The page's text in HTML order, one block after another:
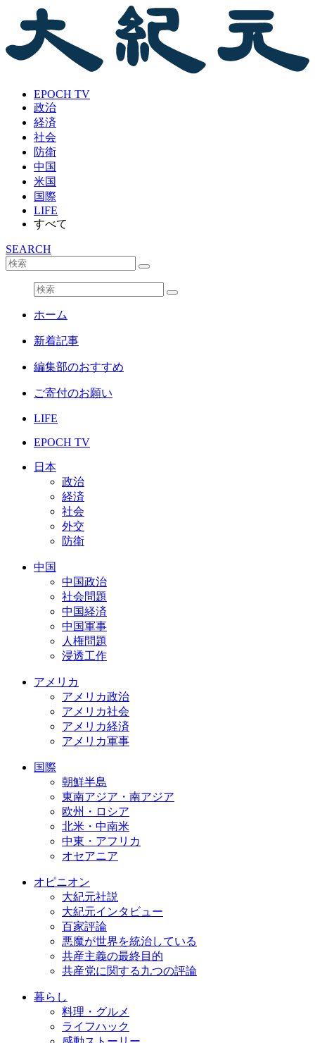
EPOCH TV
政治
経済
社会
防衛
中国
米国
国際
LIFE
すべて
SEARCH
ホーム
新着記事
編集部のおすすめ
ご寄付のお願い
LIFE
EPOCH TV
日本
政治
経済
社会
外交
防衛
中国
中国政治
社会問題
中国経済
中国軍事
人権問題
浸透工作
アメリカ
アメリカ政治
アメリカ社会
アメリカ経済
アメリカ軍事
国際
朝鮮半島
東南アジア・南アジア
欧州・ロシア
北米・中南米
中東・アフリカ
オセアニア
オピニオン
大紀元社説
大紀元インタビュー
百家評論
悪魔が世界を統治している
共産主義の最終目的
共産党に関する九つの評論
暮らし
料理・グルメ
ライフハック